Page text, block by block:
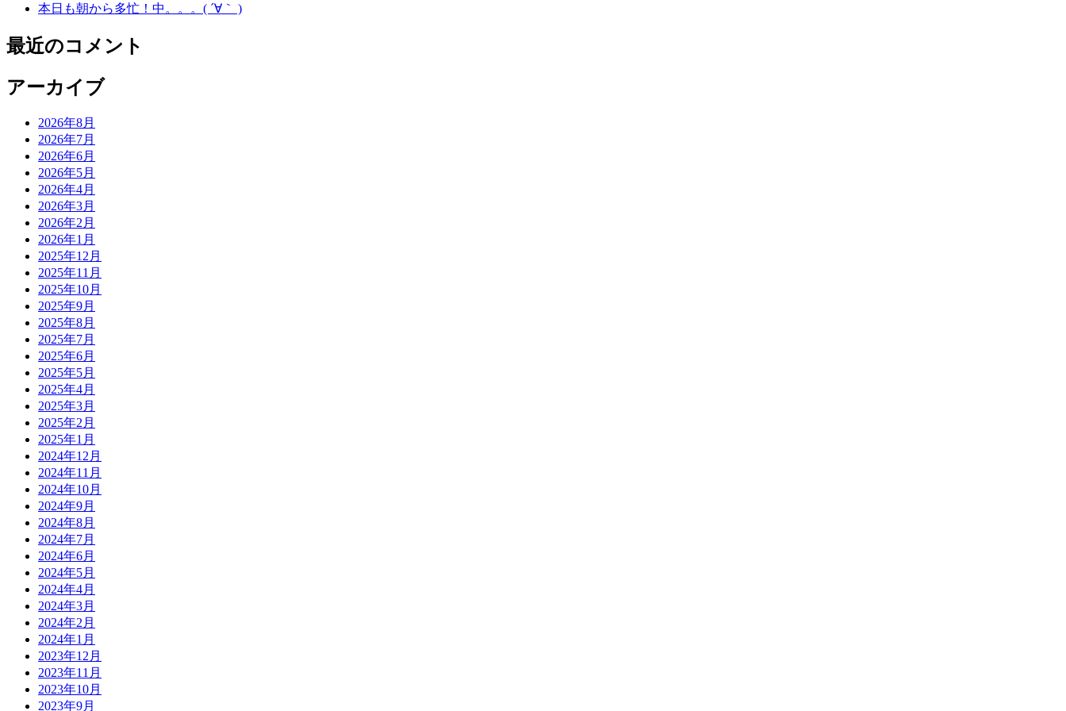
本日も朝から多忙！中。。。( ´∀｀ )
最近のコメント
アーカイブ
2026年8月
2026年7月
2026年6月
2026年5月
2026年4月
2026年3月
2026年2月
2026年1月
2025年12月
2025年11月
2025年10月
2025年9月
2025年8月
2025年7月
2025年6月
2025年5月
2025年4月
2025年3月
2025年2月
2025年1月
2024年12月
2024年11月
2024年10月
2024年9月
2024年8月
2024年7月
2024年6月
2024年5月
2024年4月
2024年3月
2024年2月
2024年1月
2023年12月
2023年11月
2023年10月
2023年9月